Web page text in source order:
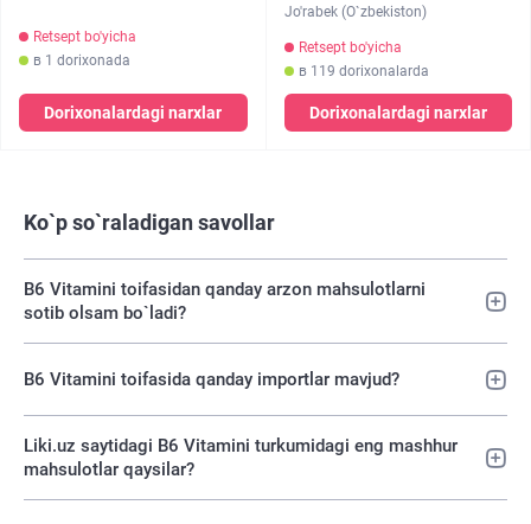
Retsept bo'yicha
в 1 dorixonada
Dorixonalardagi narxlar
Jo'rabek (O`zbekiston)
Retsept bo'yicha
в 119 dorixonalarda
Dorixonalardagi narxlar
Ko`p so`raladigan savollar
B6 Vitamini toifasidan qanday arzon mahsulotlarni
sotib olsam bo`ladi?
B6 Vitamini toifasida qanday importlar mavjud?
Liki.uz saytidagi B6 Vitamini turkumidagi eng mashhur
mahsulotlar qaysilar?